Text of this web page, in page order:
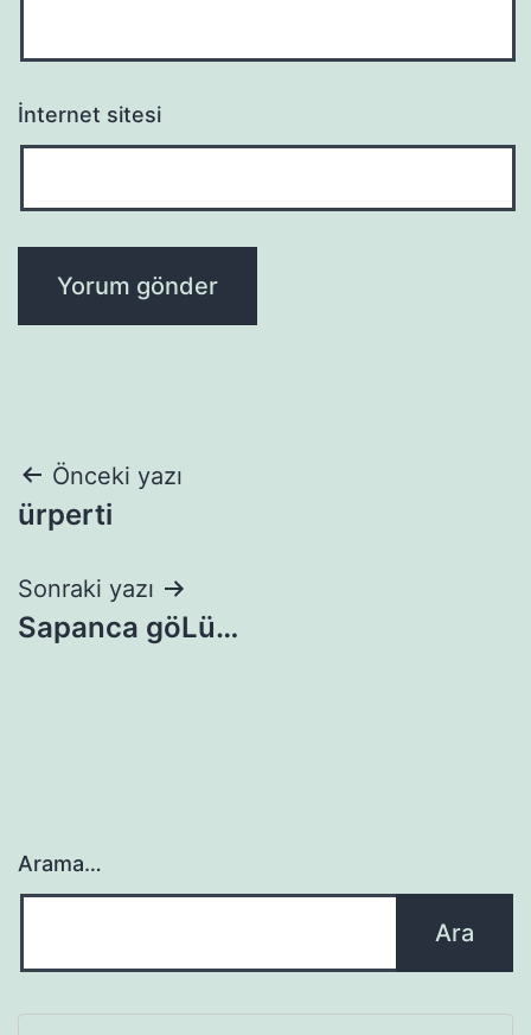
İnternet sitesi
Yazı
gezinmesi
Önceki yazı
ürperti
Sonraki yazı
Sapanca göLü…
Arama…